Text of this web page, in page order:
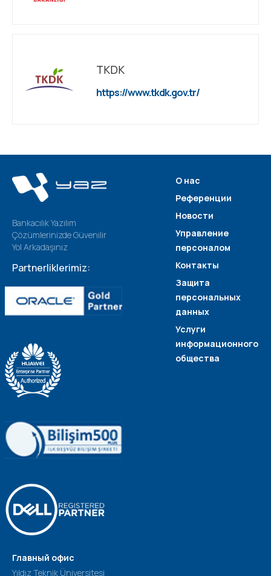
TKDK
https://www.tkdk.gov.tr/
Bankacılık Yazılım
Çözümlerinizde Güvenilir
Yol Arkadaşınız
Partnerliklerimiz:
О нас
Референции
Новости
Управление
персоналом
Контакты
Защита
персональных
данных
Услуги
информационного
общества
Главный офис
Yıldız Teknik Üniversitesi